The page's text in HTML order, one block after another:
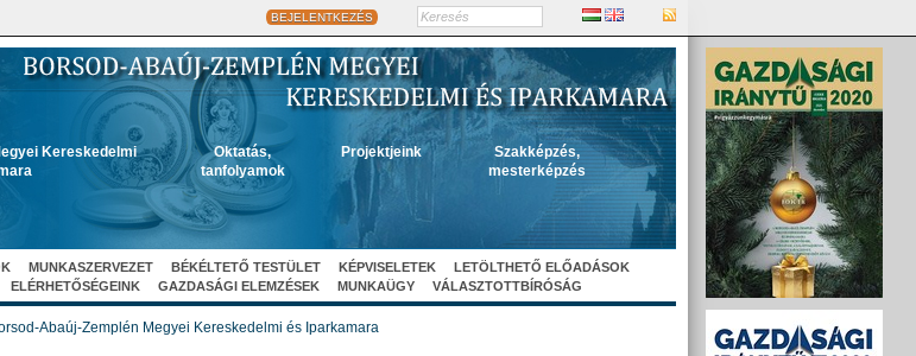
BEJELENTKEZÉS
Kereskedelmi
Oktatás,
tanfolyamok
Projektjeink
Szakképzés,
mesterképzés
MUNKASZERVEZET BÉKÉLTETŐ TESTÜLET KÉPVISELETEK
LETÖLTHETŐ ELŐADÁSOK
ELÉRHETŐSÉGEINK GAZDASÁGI ELEMZÉSEK MUNKAÜGY
VÁLASZTOTTBÍRÓSÁG
Abaúj-Zemplén Megyei Kereskedelmi és Iparkamara